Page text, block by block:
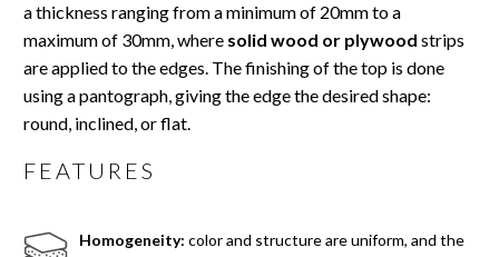
a thickness ranging from a minimum of 20mm to a
maximum of 30mm, where solid wood or plywood strips
are applied to the edges. The finishing of the top is done
using a pantograph, giving the edge the desired shape:
round, inclined, or flat.
FEATURES
Homogeneity: color and structure are uniform, and the